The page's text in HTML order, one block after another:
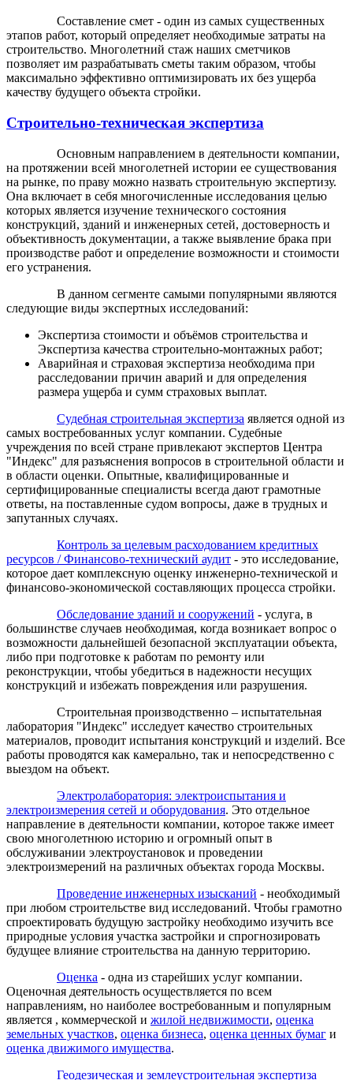
Составление смет - один из самых существенных
этапов работ, который определяет необходимые затраты на
строительство. Многолетний стаж наших сметчиков
позволяет им разрабатывать сметы таким образом, чтобы
максимально эффективно оптимизировать их без ущерба
качеству будущего объекта стройки.
Строительно-техническая экспертиза
Основным направлением в деятельности компании,
на протяжении всей многолетней истории ее существования
на рынке, по праву можно назвать строительную экспертизу.
Она включает в себя многочисленные исследования целью
которых является изучение технического состояния
конструкций, зданий и инженерных сетей, достоверность и
объективность документации, а также выявление брака при
производстве работ и определение возможности и стоимости
его устранения.
В данном сегменте самыми популярными являются
следующие виды экспертных исследований:
Экспертиза стоимости и объёмов строительства и
Экспертиза качества строительно-монтажных работ;
Аварийная и страховая экспертиза необходима при
расследовании причин аварий и для определения
размера ущерба и сумм страховых выплат.
Судебная строительная экспертиза является одной из
самых востребованных услуг компании. Судебные
учреждения по всей стране привлекают экспертов Центра
"Индекс" для разъяснения вопросов в строительной области и
в области оценки. Опытные, квалифицированные и
сертифицированные специалисты всегда дают грамотные
ответы, на поставленные судом вопросы, даже в трудных и
запутанных случаях.
Контроль за целевым расходованием кредитных
ресурсов / Финансово-технический аудит - это исследование,
которое дает комплексную оценку инженерно-технической и
финансово-экономической составляющих процесса стройки.
Обследование зданий и сооружений - услуга, в
большинстве случаев необходимая, когда возникает вопрос о
возможности дальнейшей безопасной эксплуатации объекта,
либо при подготовке к работам по ремонту или
реконструкции, чтобы убедиться в надежности несущих
конструкций и избежать повреждения или разрушения.
Строительная производственно – испытательная
лаборатория "Индекс" исследует качество строительных
материалов, проводит испытания конструкций и изделий. Все
работы проводятся как камерально, так и непосредственно с
выездом на объект.
Электролаборатория: электроиспытания и
электроизмерения сетей и оборудования. Это отдельное
направление в деятельности компании, которое также имеет
свою многолетнюю историю и огромный опыт в
обслуживании электроустановок и проведении
электроизмерений на различных объектах города Москвы.
Проведение инженерных изысканий - необходимый
при любом строительстве вид исследований. Чтобы грамотно
спроектировать будущую застройку необходимо изучить все
природные условия участка застройки и спрогнозировать
будущее влияние строительства на данную территорию.
Оценка - одна из старейших услуг компании.
Оценочная деятельность осуществляется по всем
направлениям, но наиболее востребованным и популярным
является , коммерческой и жилой недвижимости, оценка
земельных участков, оценка бизнеса, оценка ценных бумаг и
оценка движимого имущества.
Геодезическая и землеустроительная экспертиза